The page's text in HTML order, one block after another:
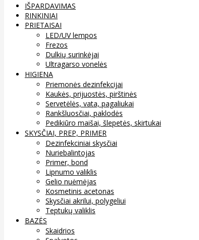
IŠPARDAVIMAS
RINKINIAI
PRIETAISAI
LED/UV lempos
Frezos
Dulkių surinkėjai
Ultragarso vonelės
HIGIENA
Priemonės dezinfekcijai
Kaukės, prijuostės, pirštinės
Servetėlės, vata, pagaliukai
Rankšluosčiai, paklodės
Pedikiūro maišai, šlepetės, skirtukai
SKYSČIAI, PREP, PRIMER
Dezinfekciniai skysčiai
Nuriebalintojas
Primer, bond
Lipnumo valiklis
Gelio nuėmėjas
Kosmetinis acetonas
Skysčiai akrilui, polygeliui
Teptukų valiklis
BAZĖS
Skaidrios